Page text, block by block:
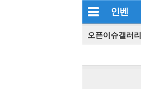
인벤
오픈이슈갤러리